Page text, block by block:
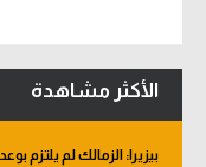
الأكثر مشاهدة
بيزيرا: الزمالك لم